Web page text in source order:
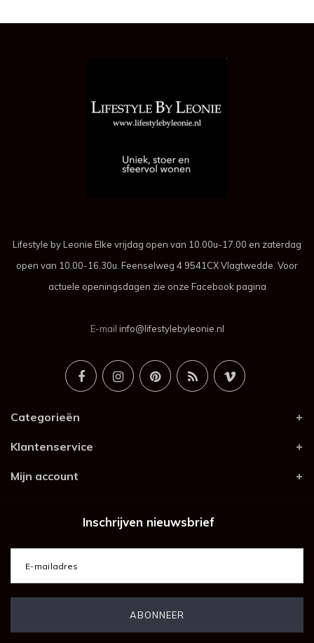
Lifestyle by Leonie Elke vrijdag open van 10.00u-17.00 en zaterdag
open van 10.00-16.30u. Feenselweg 4 9541CX Vlagtwedde. Voor
actuele openingsdagen zie onze Facebook pagina
E-mail info@lifestylebyleonie.nl
Categorieën
Klantenservice
Mijn account
Inschrijven nieuwsbrief